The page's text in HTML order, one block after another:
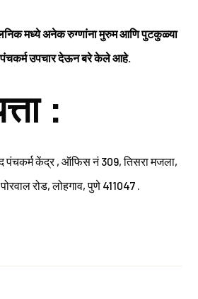
मध्ये अनेक रुग्णांना मुरुम आणि पुटकुळ्या
पंचकर्म उपचार देऊन बरे केले आहे.
:
पंचकर्म केंद्र , ऑफिस नं 309, तिसरा मजला,
रोड, लोहगाव, पुणे 411047 .